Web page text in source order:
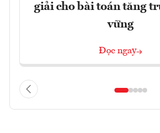
giải cho bài toán tăng
vững
Đọc ngay